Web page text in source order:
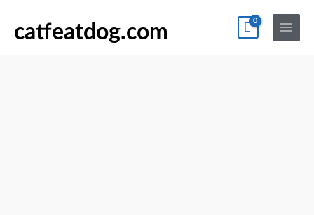
catfeatdog.com
Main
Menu
вологий